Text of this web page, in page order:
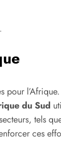
du Sud
tels
ces